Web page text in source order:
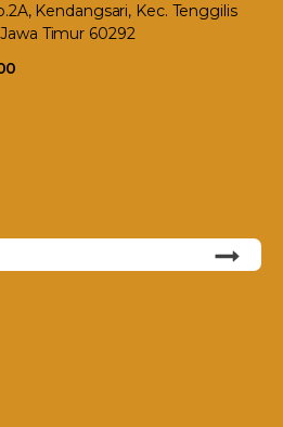
Kendangsari, Kec. Tenggilis
Timur 60292